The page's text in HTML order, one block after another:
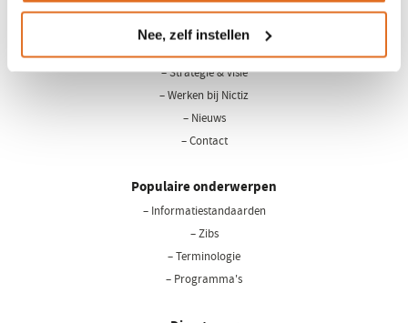
Nee, zelf instellen
– Strategie & visie
– Werken bij Nictiz
– Nieuws
– Contact
Populaire onderwerpen
– Informatiestandaarden
– Zibs
– Terminologie
– Programma's